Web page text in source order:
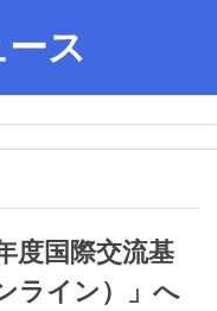
ス
度国際交流基
ライン）」へ